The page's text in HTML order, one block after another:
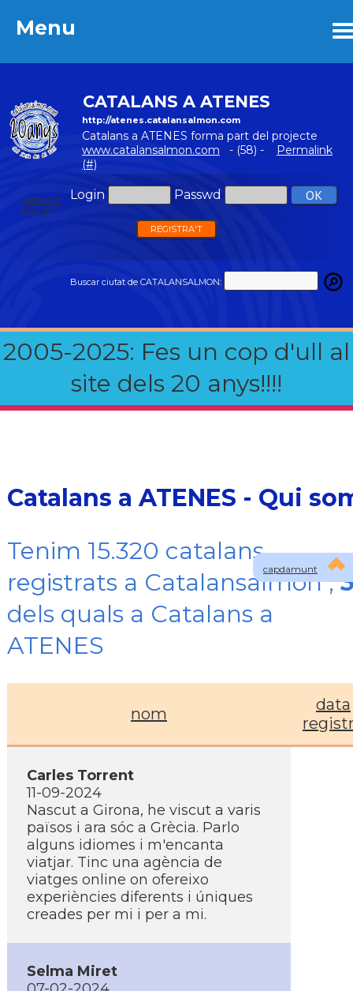
Menu
CATALANS A ATENES
http://atenes.catalansalmon.com
Catalans a ATENES forma part del projecte
www.catalansalmon.com - (58) -
Permalink
(#)
Login Passwd
Password
perdut?
REGISTRA'T
Buscar ciutat de CATALANSALMON:
2005-2025: Fes un cop d'ull al
site dels 20 anys!!!!
Menu
capdamunt
Catalans a ATENES - Qui
Tenim 15.320 catalans
registrats a Catalansalmon ,
dels quals a Catalans a
ATENES
nom
data
Carles Torrent
11-09-2024
Nascut a Girona, he viscut a varis
països i ara sóc a Grècia. Parlo
alguns idiomes i m'encanta
viatjar. Tinc una agència de
viatges online on ofereixo
experiències diferents i úniques
creades per mi i per a mi.
Selma Miret